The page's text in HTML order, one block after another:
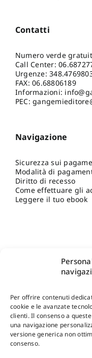
Per offrire contenuti
cookie e le avanzate
clienti. Il consenso a
una navigazione
versione generica non
consenso.
Contatti
Numero verde
Call Center:
Urgenze:
FAX: 06.68806189
Informazioni:
PEC:
Navigazione
Sicurezza sui
Modalità di
Diritto di recesso
Come effettuare gli
Leggere il tuo ebook
Shop Gangemi Editore